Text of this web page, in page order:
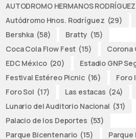
AUTODROMO HERMANOS RODRÍGUEZ
Autódromo Hnos. Rodríguez (29)
Bershka (58) Bratty (15)
Coca Cola Flow Fest (15) Corona
EDC México (20) Estadio GNP
Festival Estéreo Picnic (16) Foro
Foro Sol (17) Las estacas (24)
Lunario del Auditorio Nacional (31)
Palacio de los Deportes (53)
Parque Bicentenario (15) Parque